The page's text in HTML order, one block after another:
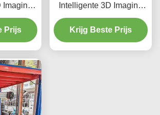
Imaging
en
om
van
Prijs
Intelligente 3D Imaging
Dubbele Schermen en
Real Time Tracking voor
de prestaties van de
Krijg Beste Prijs